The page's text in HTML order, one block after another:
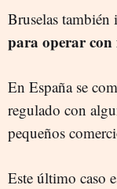
Bruselas también
para operar
En España se
regulado con
pequeños
Este último caso